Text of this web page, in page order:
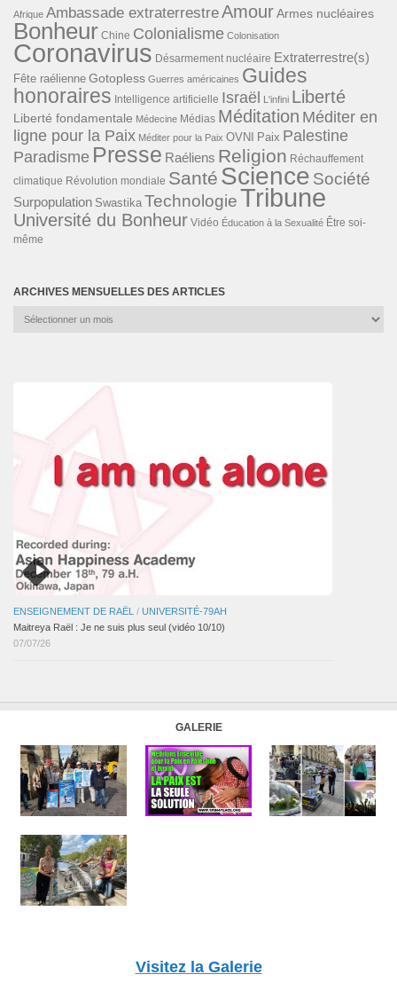
Afrique Ambassade extraterrestreAmourArmes nucléaires
Bonheur Chine Colonialisme Colonisation
Coronavirus Désarmement nucléaire Extraterrestre(s)
Fête raélienne Gotopless Guerres américaines Guides
honoraires Intelligence artificielle Israël L'infini Liberté
Liberté fondamentale Médecine Médias Méditation Méditer en
ligne pour la Paix Méditer pour la Paix OVNI Paix Palestine
Paradisme Presse Raéliens Religion Réchauffement
climatique Révolution mondiale Santé Science Société
Surpopulation Swastika TechnologieTribune
Université du Bonheur Vidéo Éducation à la Sexualité Être soi-
même
ARCHIVES MENSUELLES DES ARTICLES
Archives
ENSEIGNEMENT DE RAËL / UNIVERSITÉ-79AH
Maitreya Raël : Je ne suis plus seul (vidéo 10/10)
07/07/26
GALERIE
Visitez la Galerie